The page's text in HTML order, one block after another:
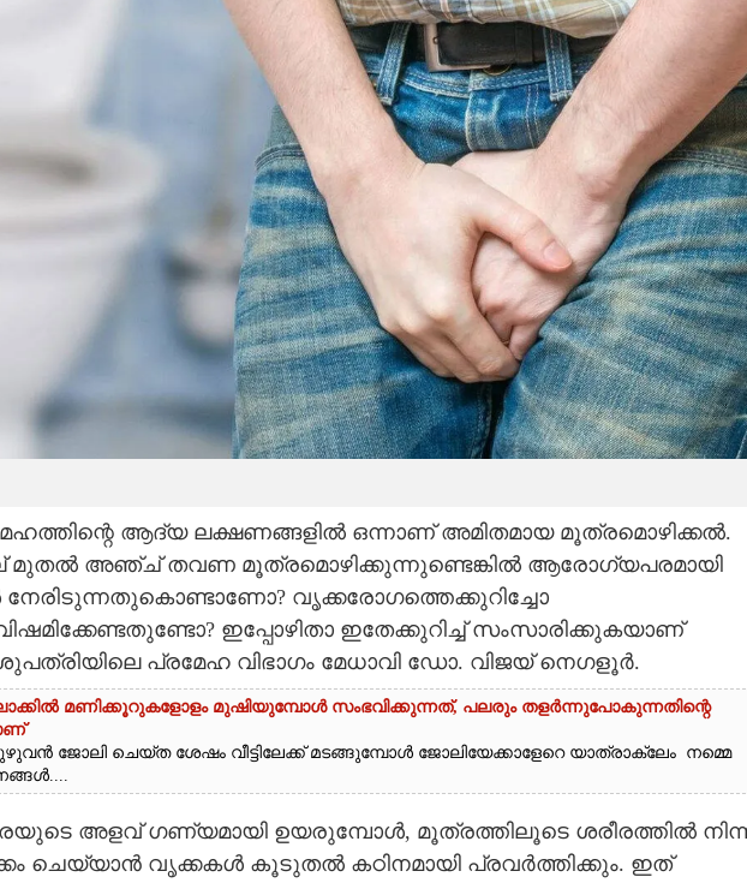
ആദ്യ ലക്ഷണങ്ങളിൽ ഒന്നാണ് അമിതമായ മൂത്രമൊഴിക്കൽ.
മുതൽ അഞ്ച് തവണ മൂത്രമൊഴിക്കുന്നുണ്ടെങ്കിൽ ആരോഗ്യപരമായി
നേരിടുന്നതുകൊണ്ടാണോ? വൃക്കരോഗത്തെക്കുറിച്ചോ
ഇപ്പോഴിതാ ഇതേക്കുറിച്ച് സംസാരിക്കുകയാണ്
പ്രമേഹ വിഭാഗം മേധാവി ഡോ. വിജയ് നെഗളൂർ.
മണിക്കൂറുകളോളം മുഷിയുമ്പോൾ സംഭവിക്കുന്നത്, പലരും തളർന്നുപോകുന്നതിന്റെ
ജോലി ചെയ്‌ത ശേഷം വീട്ടിലേക്ക് മടങ്ങുമ്പോൾ ജോലിയേക്കാളേറെ യാത്രാക്ലേം നമ്മെ
അളവ് ഗണ്യമായി ഉയരുമ്പോൾ, മൂത്രത്തിലൂടെ ശരീരത്തിൽ
ചെയ്യാൻ വൃക്കകൾ കൂടുതൽ കഠിനമായി പ്രവർത്തിക്കും. ഇത്